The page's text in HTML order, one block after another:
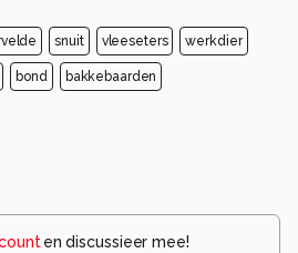
snuit vleeseters werkdier
bond bakkebaarden
en discussieer mee!